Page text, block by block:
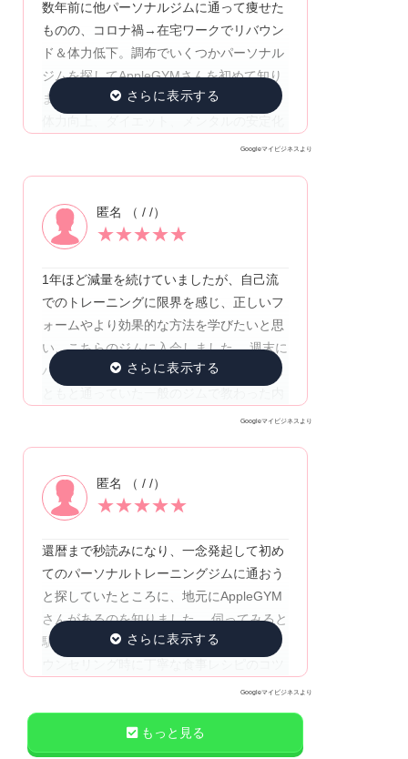
数年前に他パーソナルジムに通って痩せた
ものの、コロナ禍→在宅ワークでリバウン
ド＆体力低下。調布でいくつかパーソナル
ジムを探してAppleGYMさんを初めて知り
ました。 結論、とっても感謝してます！
などの効果を実感しています。 あと想定外
人に合ったストレッチも教えていただける
ので、一石二鳥で感謝です。 体重は変化な
減りました。 私がもっと食事管理していた
らさらに痩せられたと思います;) 他にも…
①安い パーソナルトレーニングはどうして
もコストが高くなりますが、その中でも現
状おそらく最安値ではと思います。他ジム
トレーニング経験があるため、基本的なフ
で、かかる負荷が段違いになることに毎回
驚いています。 やさしく厳しく楽しくご指
ざいます！ （引っ越し後もお世話になりま
す笑）
Googleマイビジネスより
匿名 （ / /）
★★★★★
1年ほど減量を続けていましたが、自己流
でのトレーニングに限界を感じ、正しいフ
ォームやより効果的な方法を学びたいと思
い、こちらのジムに入会しました。 週末に
パーソナルトレーニングを受け、平日はも
容の復習をしていますが、今の自分に最適
非常にやりがいがあり、またその成果をセ
ッションの際に褒めていただけるので、平
た。 減量も順調なペースで進んでおり、ト
レーニングにもますます意欲的になって、
入会して本当によかったなと思います。 と
てもわかりやすく丁寧に教えていただける
ので、パーソナルトレーニングが初めての
Googleマイビジネスより
匿名 （ / /）
★★★★★
還暦まで秒読みになり、一念発起して初め
てのパーソナルトレーニングジムに通おう
と探していたところに、地元にAppleGYM
さんがあるのを知りました。 伺ってみると
駅前にあり、トレーナーさんが１回目のカ
を説明してくれます。 ＜食べない＝瘦せる
＞では無いことを教わり、また実践してみ
て効果が実感できて目から鱗が落ちまし
た。 筋肉トレーニングはもちろんキツイで
Googleマイビジネスより
もっと見る